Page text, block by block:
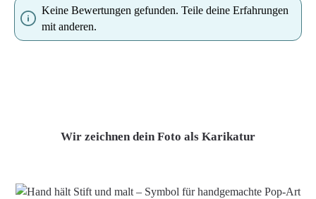
Keine Bewertungen gefunden. Teile deine Erfahrungen
mit anderen.
Wir zeichnen dein Foto als Karikatur